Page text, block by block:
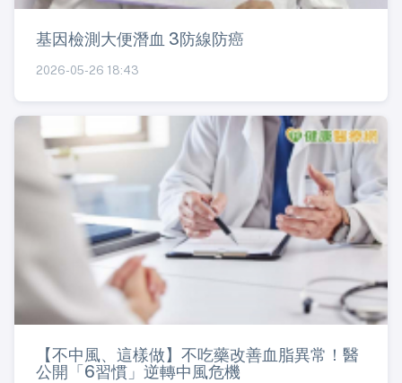
基因檢測大便潛血 3防線防癌
2026-05-26 18:43
【不中風、這樣做】不吃藥改善血脂異常！醫
公開「6習慣」逆轉中風危機